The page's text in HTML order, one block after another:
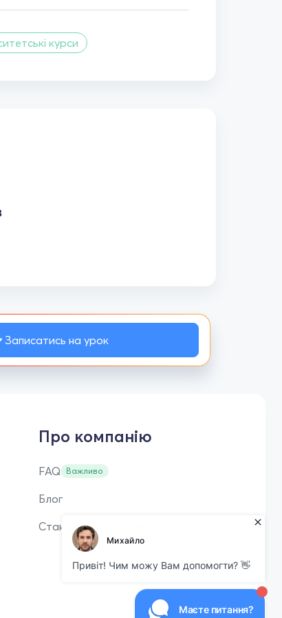
курси
Записатись на урок
Про компанію
FAQ Важливо
Блог
Стань репетитором